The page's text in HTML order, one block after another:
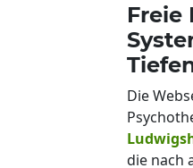
Freie
Die
die nach